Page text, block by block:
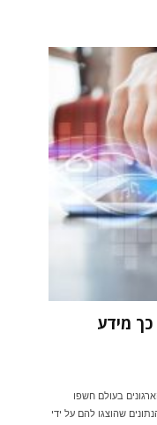
מידע
שפורסם השנה מצא כי למעלה מ-75% מהארגונים בעולם חשפו
שהוצגו להם על ידי